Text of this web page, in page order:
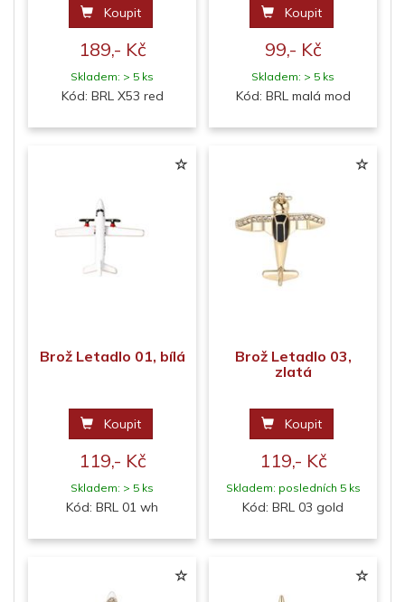
Koupit
189,- Kč
Skladem: > 5 ks
Kód: BRL X53 red
Koupit
99,- Kč
Skladem: > 5 ks
Kód: BRL malá mod
Brož Letadlo 01, bílá
Koupit
119,- Kč
Skladem: > 5 ks
Kód: BRL 01 wh
Brož Letadlo 03,
zlatá
Koupit
119,- Kč
Skladem: posledních 5 ks
Kód: BRL 03 gold